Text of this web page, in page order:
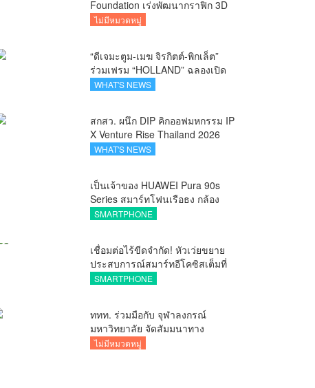
Foundation เร่งพัฒนากราฟิก 3D
บนอุปกรณ์มือถือ
ไม่มีหมวดหมู่
“ดีเจมะตูม-เมฆ จิรกิตต์-พิกเล็ต”
ร่วมเฟรม “HOLLAND” ฉลองเปิด
ตัว SELBAN แบรนด์แฟชั่น
WHAT'S NEWS
สกสว. ผนึก DIP คิกออฟมหกรรม IP
X Venture Rise Thailand 2026
สร้างระบบนิเวศเชื่อมทรัพย์สินทาง
WHAT'S NEWS
เป็นเจ้าของ HUAWEI Pura 90s
Series สมาร์ทโฟนเรือธง กล้อง
ถ่ายสวยสมจริงทุกระยะ พร้อมของ
SMARTPHONE
เชื่อมต่อไร้ขีดจำกัด! หัวเว่ยขยาย
ประสบการณ์สมาร์ทอีโคซิสเต็มที่
สมบูรณ์แบบ ไร้รอยต่อ ครบ จบ ใน
SMARTPHONE
ททท. ร่วมมือกับ จุฬาลงกรณ์
มหาวิทยาลัย จัดสัมมนาทาง
วิชาการและการตลาดเชิงรุกแนะ
ไม่มีหมวดหมู่